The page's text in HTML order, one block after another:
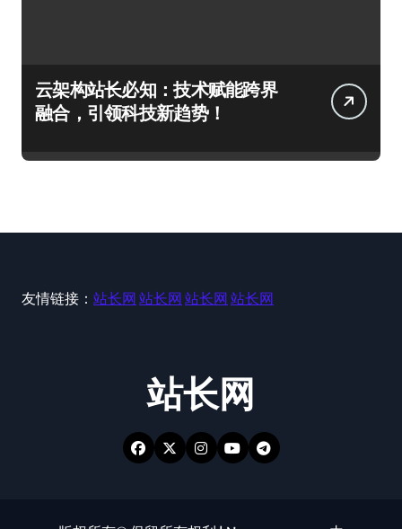
云架构站长必知：技术赋能跨界
融合，引领科技新趋势！
友情链接： 站长网 站长网 站长网 站长网
站长网